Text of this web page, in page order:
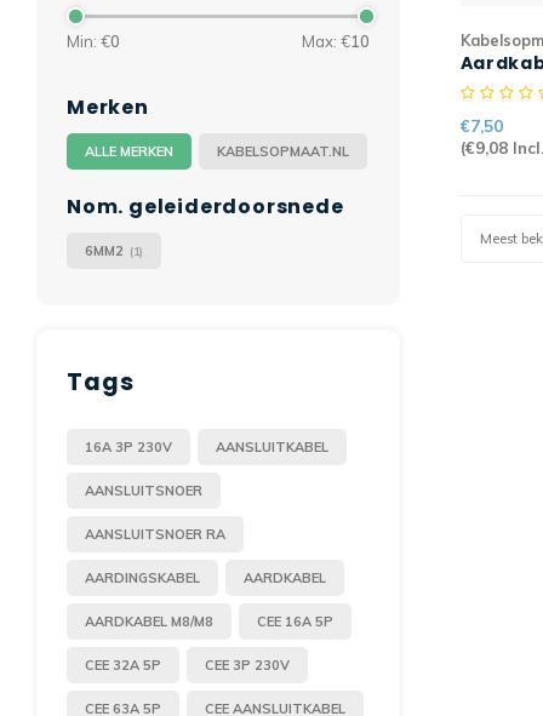
Min: €0 Max: €10
Merken
ALLE MERKEN KABELSOPMAAT.NL
Nom. geleiderdoorsnede
6MM2 (1)
Tags
16A 3P 230V AANSLUITKABEL
AANSLUITSNOER
AANSLUITSNOER RA
AARDINGSKABEL AARDKABEL
AARDKABEL M8/M8 CEE 16A 5P
CEE 32A 5P CEE 3P 230V
CEE 63A 5P CEE AANSLUITKABEL
geel/
€7,50
(€9,08
Meest